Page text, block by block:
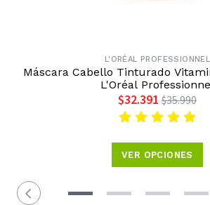
L'ORÉAL PROFESSIONNEL
Máscara Cabello Tinturado
L'Oréal
$32.391 $35.990
VER OPCIONES